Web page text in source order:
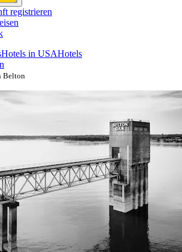
registrieren
Hotels in USAHotels
Belton